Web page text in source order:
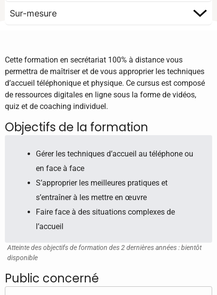
Sur-mesure
Cette formation en secrétariat 100% à distance vous
permettra de maîtriser et de vous approprier les techniques
d’accueil téléphonique et physique. Ce cursus est composé
de ressources digitales en ligne sous la forme de vidéos,
quiz et de coaching individuel.
Objectifs de la formation
Gérer les techniques d’accueil au téléphone ou
en face à face
S’approprier les meilleures pratiques et
s’entraîner à les mettre en œuvre
Faire face à des situations complexes de
l’accueil
Atteinte des objectifs de formation des 2 dernières années : bientôt
disponible
Public concerné